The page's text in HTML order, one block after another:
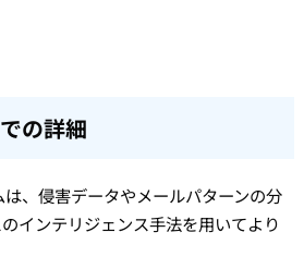
の詳細
、侵害データやメールパターンの分
インテリジェンス手法を用いてより